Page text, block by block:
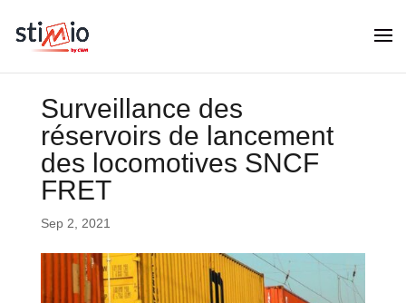
Surveillance des
réservoirs de lancement
des locomotives SNCF
FRET
Sep 2, 2021